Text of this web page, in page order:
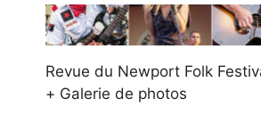
Revue du Newport Folk
+ Galerie de photos